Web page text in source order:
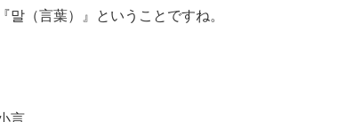
말（言葉）』ということですね。
言